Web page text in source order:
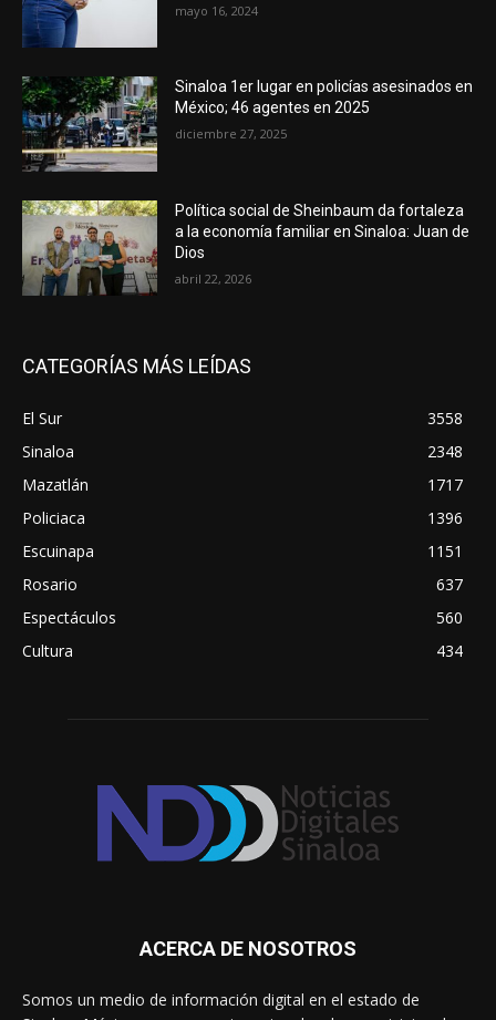
mayo 16, 2024
Sinaloa 1er lugar en policías asesinados en
México; 46 agentes en 2025
diciembre 27, 2025
Política social de Sheinbaum da fortaleza
a la economía familiar en Sinaloa: Juan de
Dios
abril 22, 2026
CATEGORÍAS MÁS LEÍDAS
El Sur
3558
Sinaloa
2348
Mazatlán
1717
Policiaca
1396
Escuinapa
1151
Rosario
637
Espectáculos
560
Cultura
434
ACERCA DE NOSOTROS
Somos un medio de información digital en el estado de